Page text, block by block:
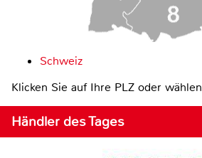
Schweiz
Klicken Sie auf Ihre PLZ oder
Händler des Tages